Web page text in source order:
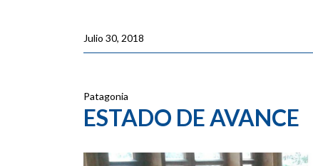
Julio 30, 2018
Patagonia
ESTADO DE AVANCE